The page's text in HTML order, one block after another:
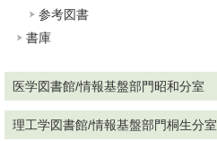
参考図書
書庫
医学図書館/情報基盤部門昭和分室
理工学図書館/情報基盤部門桐生分室